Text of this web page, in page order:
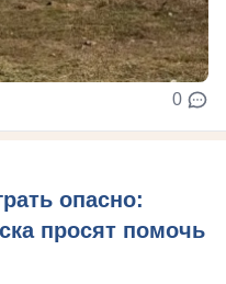
0
опасно:
просят помочь